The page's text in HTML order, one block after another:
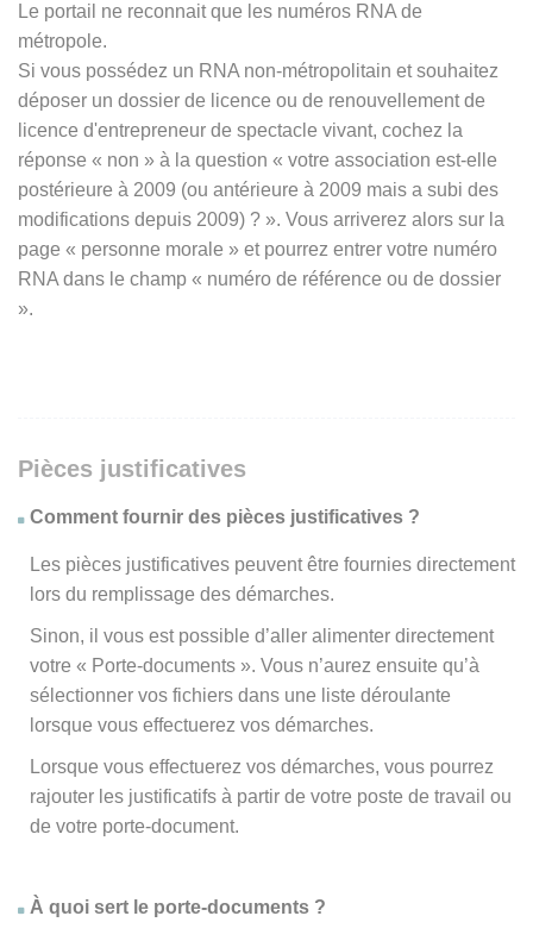
Le portail ne reconnait que les numéros RNA de
métropole.
Si vous possédez un RNA non-métropolitain et souhaitez
déposer un dossier de licence ou de renouvellement de
licence d'entrepreneur de spectacle vivant, cochez la
réponse « non » à la question « votre association est-elle
postérieure à 2009 (ou antérieure à 2009 mais a subi des
modifications depuis 2009) ? ». Vous arriverez alors sur la
page « personne morale » et pourrez entrer votre numéro
RNA dans le champ « numéro de référence ou de dossier
».
Pièces justificatives
Comment fournir des pièces justificatives ?
Les pièces justificatives peuvent être fournies directement
lors du remplissage des démarches.
Sinon, il vous est possible d’aller alimenter directement
votre « Porte-documents ». Vous n’aurez ensuite qu’à
sélectionner vos fichiers dans une liste déroulante
lorsque vous effectuerez vos démarches.
Lorsque vous effectuerez vos démarches, vous pourrez
rajouter les justificatifs à partir de votre poste de travail ou
de votre porte-document.
À quoi sert le porte-documents ?